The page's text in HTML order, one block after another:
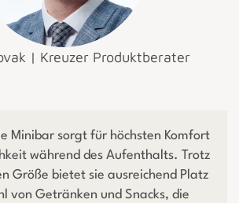
| Kreuzer Produktberater
Minibar sorgt für höchsten Komfort
während des Aufenthalts. Trotz
Größe bietet sie ausreichend Platz
von Getränken und Snacks, die